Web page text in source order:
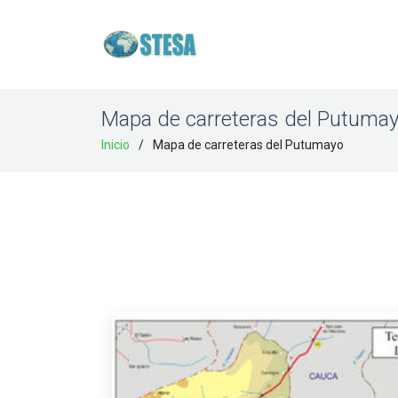
Mapa de carreteras del
Inicio Mapa de carreteras del Putumayo